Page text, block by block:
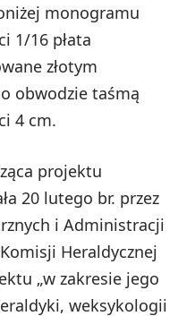
monogramu
1/16 płata
złotym
obwodzie taśmą
4 cm.
projektu
20 lutego br. przez
i Administracji
Heraldycznej
„w zakresie jego
weksykologii